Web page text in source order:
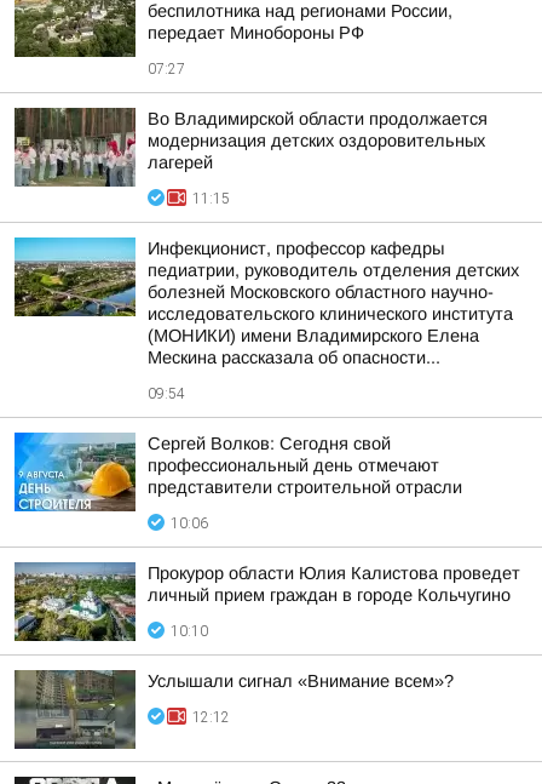
беспилотника над регионами России,
передает Минобороны РФ
07:27
Во Владимирской области продолжается
модернизация детских оздоровительных
лагерей
11:15
Инфекционист, профессор кафедры
педиатрии, руководитель отделения детских
болезней Московского областного научно-
исследовательского клинического института
(МОНИКИ) имени Владимирского Елена
Мескина рассказала об опасности...
09:54
Сергей Волков: Сегодня свой
профессиональный день отмечают
представители строительной отрасли
10:06
Прокурор области Юлия Калистова проведет
личный прием граждан в городе Кольчугино
10:10
Услышали сигнал «Внимание всем»?
12:12